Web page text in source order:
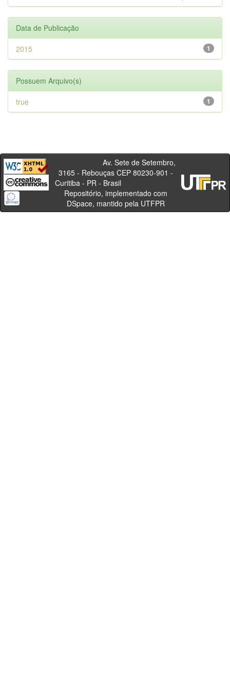
Data de Publicação
1
2015
Possuem Arquivo(s)
1
true
Av. Sete de Setembro,
3165 - Rebouças CEP 80230-901 -
Curitiba - PR - Brasil
Repositório, implementado com
DSpace, mantido pela UTFPR